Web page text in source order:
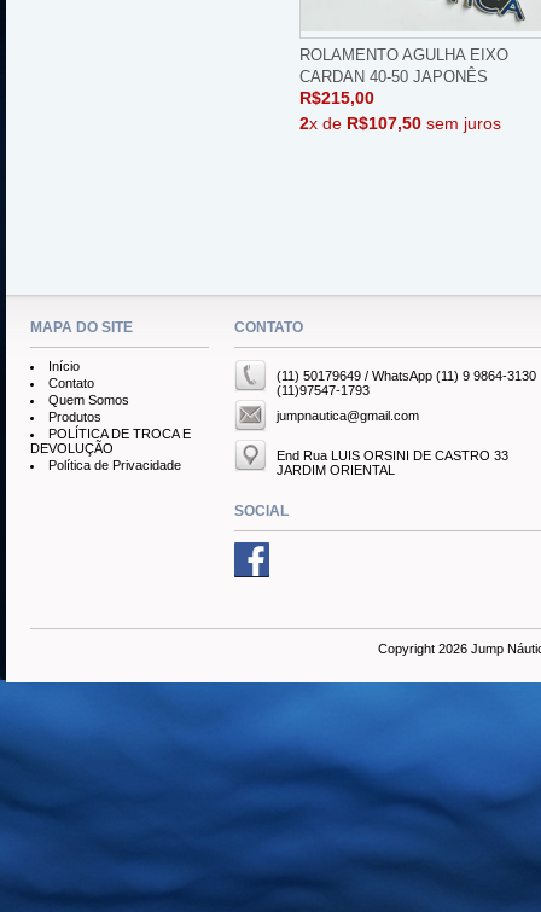
ROLAMENTO AGULHA EIXO
CARDAN 40-50 JAPONÊS
R$215,00
2x de R$107,50 sem juros
MAPA DO SITE
Início
Contato
Quem Somos
Produtos
POLÍTICA DE TROCA E
DEVOLUÇÃO
Política de Privacidade
CONTATO
(11) 50179649 / WhatsApp (11) 9 9864-3130
(11)97547-1793
jumpnautica@gmail.com
End Rua LUIS ORSINI DE CASTRO 33
JARDIM ORIENTAL
SOCIAL
Copyright 2026 Jump